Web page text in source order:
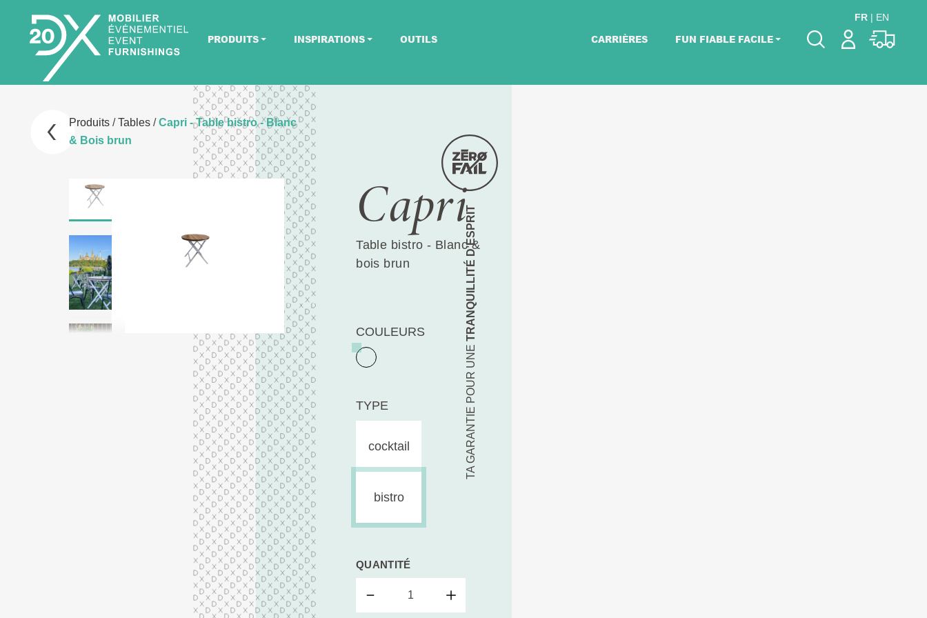
PRODUITS INSPIRATIONS OUTILS CARRIÈRES FUN FIABLE FACILE
FR| EN
Produits/Tables/Capri - Table bistro - Blanc
& Bois brun
TA GARANTIE POUR UNE
TRANQUILLITÉ D’ESPRIT
Capri
Table bistro - Blanc &
bois brun
COULEURS
TYPE
cocktail
bistro
QUANTITÉ